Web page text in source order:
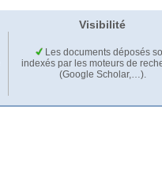
Visibilité
Les documents déposés
indexés par les moteurs de
(Google Scholar,…).